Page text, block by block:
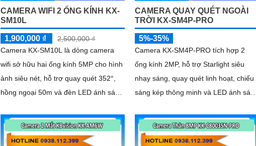
CAMERA WIFI 2 ỐNG KÍNH KX-
SM10L
1,900,000 ₫
2,500,000 ₫
Camera KX-SM10L là dòng camera
wifi sở hữu hai ống kính 5MP cho hình
ảnh siêu nét, hỗ trợ quay quét 352°,
hồng ngoại 50m và đèn LED ánh sáng
CAMERA QUAY QUÉT NGOÀI
TRỜI KX-SM4P-PRO
5%-35%
Camera KX-SM4P-PRO tích hợp 2
ống kính 2MP, hỗ trợ Starlight siêu
nhạy sáng, quay quét linh hoạt, chiếu
sáng kép thông minh và LED ánh sáng
cảm biến lớn tối ưu hình ảnh ban đêm